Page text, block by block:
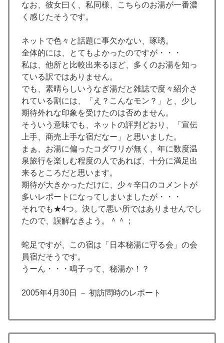
なお、彼女曰く、私同様、こちらのお湯が一番濃
く感じたそうです。
ネットで色々と話題に事欠かない、琢琇。
全体的には、とてもよかったのですが・・・
私は、他所と比較出来るほど、多くのお湯を知っ
ている訳ではありません。
でも、素晴らしいうなぎ湯だと雑誌で度々紹介さ
れている割には、「え？こんなモン？」と、少し
期待外れな印象を受けたのは否めません。
そういう意味でも、ネットの評判どおり、「宣伝
上手、商売上手な宿だなー」と思いました。
まぁ、お湯に偏ったコダワリが無く、年に数度温
泉旅行を楽しむ程度の人であれば、十分に満足出
来るところだと思います。
期待が大きかっただけに、少々辛口のコメントが
多いレポートになってしまいましたが・・・
それでも★4つ。決して悪い所ではありませんでし
たので、誤解なきよう。＾＾；
蛇足ですが、この宿は「日本秘湯に守る会」の会
員宿だそうです。
うーん・・・鳴子って、秘湯か！？
2005年4月30日 － 初訪問時のレポート